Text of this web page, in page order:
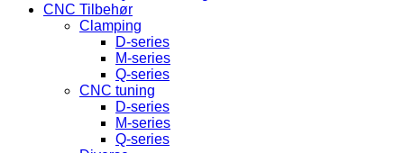
CNC Tilbehør
Clamping
D-series
M-series
Q-series
CNC tuning
D-series
M-series
Q-series